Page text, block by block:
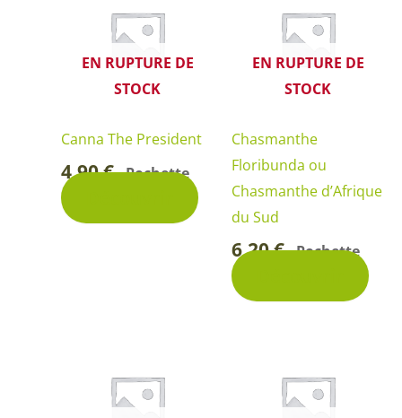
EN RUPTURE DE
STOCK
Canna The President
4,90€-Pochette
EN RUPTURE DE
STOCK
Chasmanthe
Floribunda ou
Chasmanthe d’Afrique
du Sud
6,20€-Pochette